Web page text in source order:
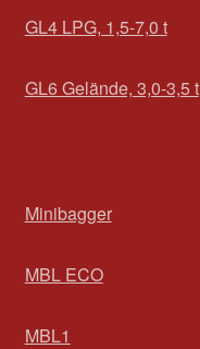
GL4 LPG, 1,5-7,0 t
GL6 Gelände, 3,0-3,5 t
Minibagger
MBL ECO
MBL1